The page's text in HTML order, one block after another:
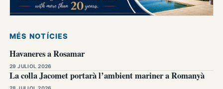
MÉS NOTÍCIES
Havaneres a Rosamar
29 JULIOL 2026
La colla Jacomet portarà l’ambient mariner a Romanyà